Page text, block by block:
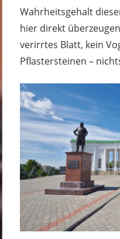
Wahrheitsgehalt
hier direkt
verirrtes Blatt, kein
Pflastersteinen –